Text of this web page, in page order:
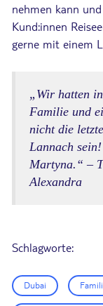
nehmen kann
Kund:innen
gerne mit einem
„Wir hatten
Familie und
nicht die
Lannach
Martyna.“ –
Alexandra
Schlagworte:
Dubai